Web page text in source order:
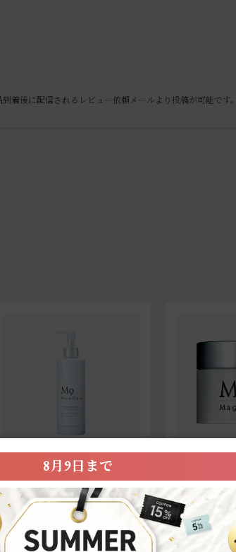
着後に配信されるレビュー依頼メールより投稿が可能です
オールインワン
BRIGHTENING ALL in ONE
GEL
3,080円（税込）
ALL in
2,200円（
8月9日まで